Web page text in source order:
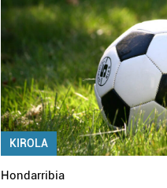
KIROLA
Hondarribia